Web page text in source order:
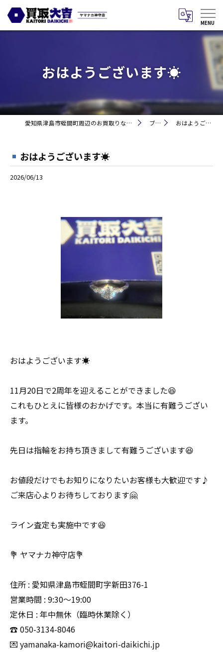
おはようございます☀
愛知県津島市蛭間町周辺のお買取りなら買取大吉 ヤマナカ神守店 ブログ おはようございます☀
おはようございます☀
2026/06/13
おはようございます☀
11月20日で2周年を迎えることができました😆
これもひとえに皆様のおかげです。本当に有難うござい
ます。
先日は指輪をお持ち頂きまして有難うございます😆
お値段だけでもお知りになりたいお客様も大歓迎です♪
ご来店心よりお待ちしております🤗
ライン査定も実施中です😆
💐 ヤマナカ神守店💐
住所 : 愛知県津島市蛭間町字新田376-1
営業時間 : 9:30〜19:00
定休日 : 年中無休（臨時休業除く）
☎️ 050-3134-8046
💌 yamanaka-kamori@kaitori-daikichi.jp